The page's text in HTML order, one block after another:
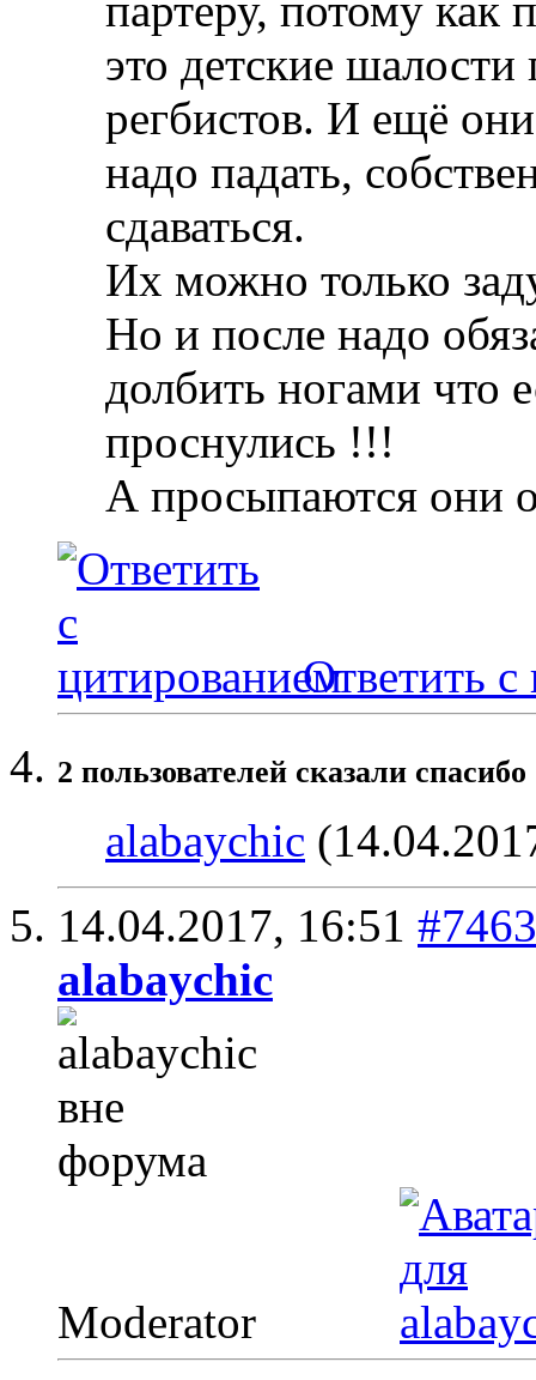
это детские
регбистов. И ещё
надо падать,
сдаваться.
Их можно только
Но и после надо
долбить ногами что
проснулись !!!
А просыпаются они
Ответить с
2 пользователей сказали
alabaychic
14.04.2017, 16:51 #7463
alabaychic
Moderator